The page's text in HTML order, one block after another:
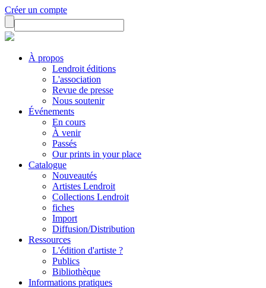
Créer un compte
À propos
Lendroit éditions
L'association
Revue de presse
Nous soutenir
Événements
En cours
À venir
Passés
Our prints in your place
Catalogue
Nouveautés
Artistes Lendroit
Collections Lendroit
fiches
Import
Diffusion/Distribution
Ressources
L'édition d'artiste ?
Publics
Bibliothèque
Informations pratiques